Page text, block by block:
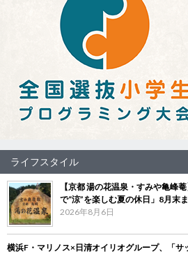
ライフスタイル
【京都 湯の花温泉・すみや亀峰
で“涼”を楽しむ夏の休日」8月末
2026年8月6日
横浜F・マリノス×日清オイリオグループ、「サ